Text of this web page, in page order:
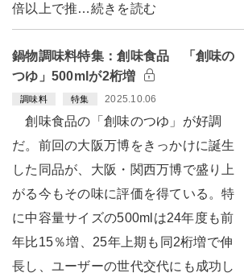
倍以上で推…続きを読む
鍋物調味料特集：創味食品 「創味の
つゆ」500mlが2桁増
調味料 特集 2025.10.06
創味食品の「創味のつゆ」が好調
だ。前回の大阪万博をきっかけに誕生
した同品が、大阪・関西万博で盛り上
がる今もその味に評価を得ている。特
に中容量サイズの500mlは24年度も前
年比15％増、25年上期も同2桁増で伸
長し、ユーザーの世代交代にも成功し